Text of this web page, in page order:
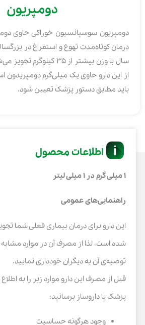
دومپریون
دومپریون سوسپانسیون خوراکی حاوی
سال با وزن بیشتر از ۳۵
از این دارو حاوی یک میلی‌گرم
باید مطابق دستور پزشک تعیین شود.
اطلاعات محصول
۱ میلی گرم در ۱ میلی لیتر
راهنمایی‌های عمومی
این دارو برای درمان بیماری فعلی شما
شده است، لذا از مصرف آن در موارد مشابه
توصیه‌ی آن به دیگران خودداری نمایید.
قبل از مصرف این دارو موارد زیر را به اطلاع
پزشک یا داروساز برسانید:
وجود هرگونه حساسیت